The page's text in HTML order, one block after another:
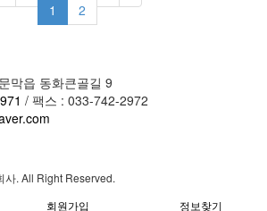
1 2
막읍 동화큰골길 9
/ 팩스 : 033-742-2972
. All Right Reserved.
회원가입 정보찾기